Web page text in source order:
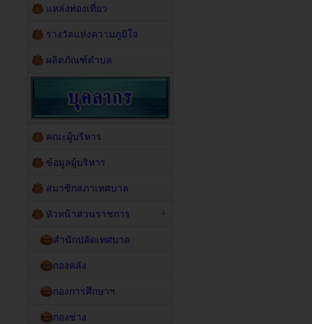
แหล่งท่องเที่ยว
รางวัลแห่งความภูมิใจ
ผลิตภัณฑ์ตำบล
คณะผู้บริหาร
ข้อมูลผู้บริหาร
สมาชิกสภาเทศบาล
หัวหน้าส่วนราชการ
สำนักปลัดเทศบาล
กองคลัง
กองการศึกษาฯ
กองช่าง